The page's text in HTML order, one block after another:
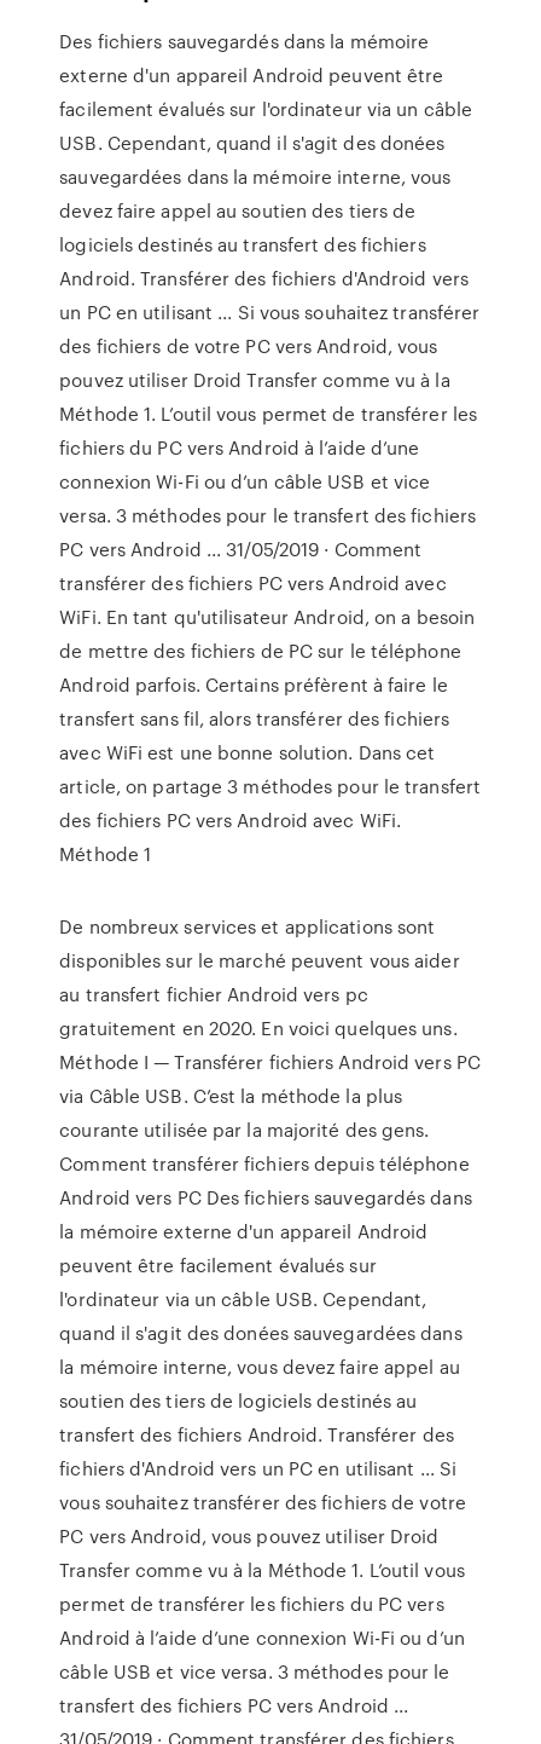
Des fichiers sauvegardés dans la mémoire
externe d'un appareil Android peuvent être
facilement évalués sur l'ordinateur via un câble
USB. Cependant, quand il s'agit des donées
sauvegardées dans la mémoire interne, vous
devez faire appel au soutien des tiers de
logiciels destinés au transfert des fichiers
Android. Transférer des fichiers d'Android vers
un PC en utilisant ... Si vous souhaitez transférer
des fichiers de votre PC vers Android, vous
pouvez utiliser Droid Transfer comme vu à la
Méthode 1. L’outil vous permet de transférer les
fichiers du PC vers Android à l’aide d’une
connexion Wi-Fi ou d’un câble USB et vice
versa. 3 méthodes pour le transfert des fichiers
PC vers Android ... 31/05/2019 · Comment
transférer des fichiers PC vers Android avec
WiFi. En tant qu'utilisateur Android, on a besoin
de mettre des fichiers de PC sur le téléphone
Android parfois. Certains préfèrent à faire le
transfert sans fil, alors transférer des fichiers
avec WiFi est une bonne solution. Dans cet
article, on partage 3 méthodes pour le transfert
des fichiers PC vers Android avec WiFi.
Méthode 1
De nombreux services et applications sont
disponibles sur le marché peuvent vous aider
au transfert fichier Android vers pc
gratuitement en 2020. En voici quelques uns.
Méthode I — Transférer fichiers Android vers PC
via Câble USB. C’est la méthode la plus
courante utilisée par la majorité des gens.
Comment transférer fichiers depuis téléphone
Android vers PC Des fichiers sauvegardés dans
la mémoire externe d'un appareil Android
peuvent être facilement évalués sur
l'ordinateur via un câble USB. Cependant,
quand il s'agit des donées sauvegardées dans
la mémoire interne, vous devez faire appel au
soutien des tiers de logiciels destinés au
transfert des fichiers Android. Transférer des
fichiers d'Android vers un PC en utilisant ... Si
vous souhaitez transférer des fichiers de votre
PC vers Android, vous pouvez utiliser Droid
Transfer comme vu à la Méthode 1. L’outil vous
permet de transférer les fichiers du PC vers
Android à l’aide d’une connexion Wi-Fi ou d’un
câble USB et vice versa. 3 méthodes pour le
transfert des fichiers PC vers Android ...
31/05/2019 · Comment transférer des fichiers